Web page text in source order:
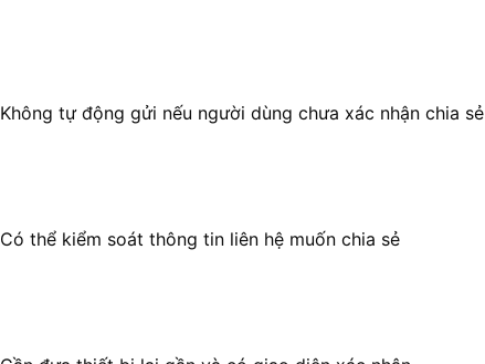
Không tự động gửi nếu người dùng chưa xác nhận chia sẻ
Có thể kiểm soát thông tin liên hệ muốn chia sẻ